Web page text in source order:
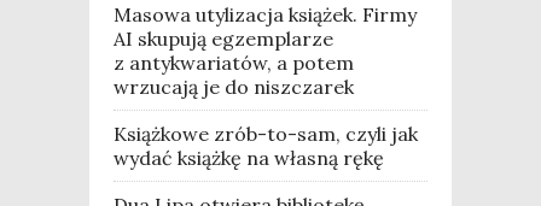
Masowa utylizacja książek. Firmy
AI skupują egzemplarze
z antykwariatów, a potem
wrzucają je do niszczarek
Książkowe zrób-to-sam, czyli jak
wydać książkę na własną rękę